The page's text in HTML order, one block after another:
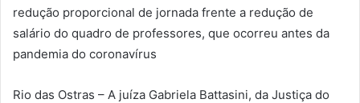
redução proporcional de jornada frente a redução de
salário do quadro de professores, que ocorreu antes da
pandemia do coronavírus
Rio das Ostras – A juíza Gabriela Battasini, da Justiça do